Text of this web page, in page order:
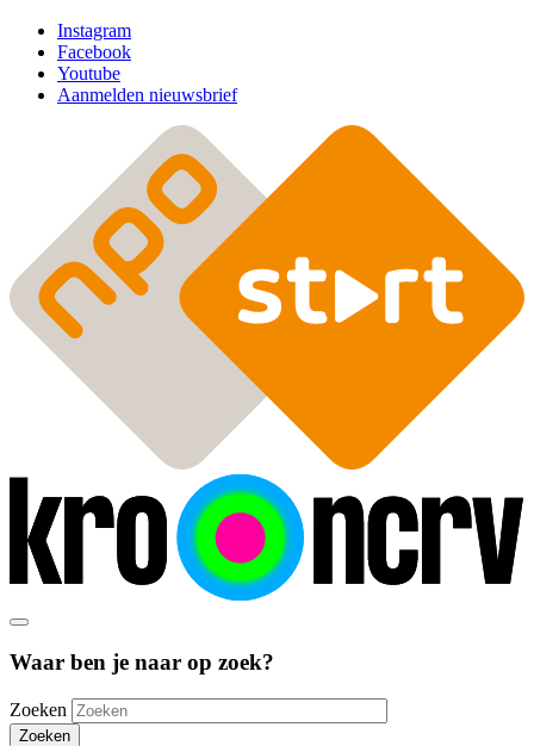
Instagram
Facebook
Youtube
Aanmelden nieuwsbrief
Waar ben je naar op zoek?
Zoeken
Zoeken